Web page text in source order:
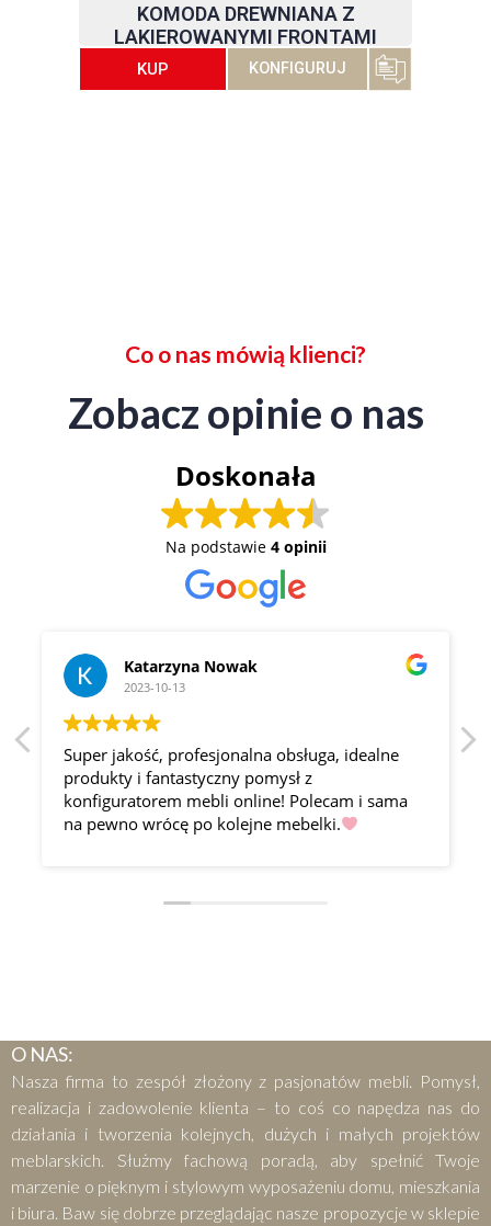
KOMODA DREWNIANA Z
LAKIEROWANYMI FRONTAMI
KUP KONFIGURUJ
Co o nas mówią klienci?
Zobacz opinie o nas
Doskonała
Na podstawie 4 opinii
Katarzyna Nowak
2023-10-13
Super jakość, profesjonalna obsługa, idealne
produkty i fantastyczny pomysł z
konfiguratorem mebli online! Polecam i sama
na pewno wrócę po kolejne mebelki.
O NAS:
Nasza firma to zespół złożony z pasjonatów mebli. Pomysł,
realizacja i zadowolenie klienta – to coś co napędza nas do
działania i tworzenia kolejnych, dużych i małych projektów
meblarskich. Służmy fachową poradą, aby spełnić Twoje
marzenie o pięknym i stylowym wyposażeniu domu, mieszkania
i biura. Baw się dobrze przeglądając nasze propozycje w sklepie